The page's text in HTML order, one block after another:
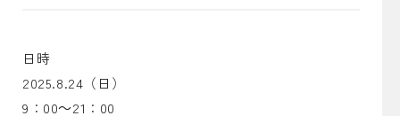
日時
2025.8.24（日）
9：00～21：00